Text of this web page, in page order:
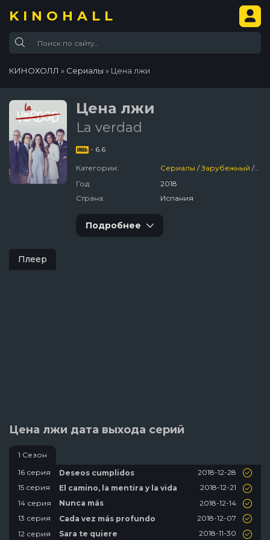
KINOHALL
КИНОХОЛЛ » Сериалы » Цена лжи
Цена лжи
La verdad
- 6.6
Категории: Сериалы /Зарубежный /
Год:
2018
Страна:
Испания
Подробнее
Плеер
Цена лжи дата выхода серий
1 Сезон
16 серия
Deseos cumplidos
2018-12-28
15 серия
El camino, la mentira y la vida
2018-12-21
14 серия
Nunca más
2018-12-14
13 серия
Cada vez más profundo
2018-12-07
12 серия
Sara te quiere
2018-11-30